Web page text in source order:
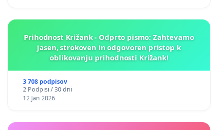
Prihodnost Križank - Odprto pismo: Zahtevamo
jasen, strokoven in odgovoren pristop k
oblikovanju prihodnosti Križank!
3 708 podpisov
2 Podpisi / 30 dni
12 Jan 2026